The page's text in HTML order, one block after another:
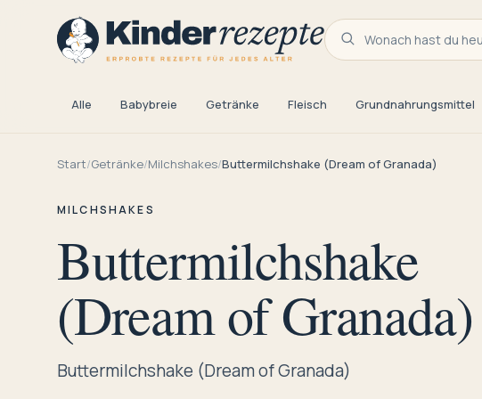
Wonach hast du
Alle Babybreie Getränke Fleisch Grundnahrungsmittel
Start/Getränke/Milchshakes/Buttermilchshake (Dream of Granada)
MILCHSHAKES
Buttermilchshake
(Dream of Granada)
Buttermilchshake (Dream of Granada)